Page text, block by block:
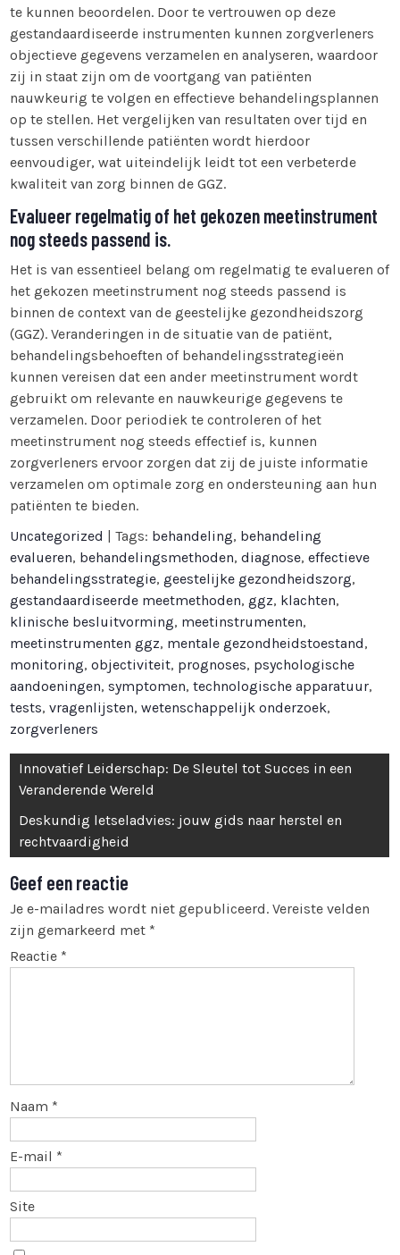
te kunnen beoordelen. Door te vertrouwen op deze
gestandaardiseerde instrumenten kunnen zorgverleners
objectieve gegevens verzamelen en analyseren, waardoor
zij in staat zijn om de voortgang van patiënten
nauwkeurig te volgen en effectieve behandelingsplannen
op te stellen. Het vergelijken van resultaten over tijd en
tussen verschillende patiënten wordt hierdoor
eenvoudiger, wat uiteindelijk leidt tot een verbeterde
kwaliteit van zorg binnen de GGZ.
Evalueer regelmatig of het gekozen meetinstrument
nog steeds passend is.
Het is van essentieel belang om regelmatig te evalueren of
het gekozen meetinstrument nog steeds passend is
binnen de context van de geestelijke gezondheidszorg
(GGZ). Veranderingen in de situatie van de patiënt,
behandelingsbehoeften of behandelingsstrategieën
kunnen vereisen dat een ander meetinstrument wordt
gebruikt om relevante en nauwkeurige gegevens te
verzamelen. Door periodiek te controleren of het
meetinstrument nog steeds effectief is, kunnen
zorgverleners ervoor zorgen dat zij de juiste informatie
verzamelen om optimale zorg en ondersteuning aan hun
patiënten te bieden.
Uncategorized | Tags: behandeling, behandeling
evalueren, behandelingsmethoden,diagnose,effectieve
behandelingsstrategie,geestelijke gezondheidszorg,
gestandaardiseerde meetmethoden,ggz, klachten,
klinische besluitvorming, meetinstrumenten,
meetinstrumenten ggz, mentale gezondheidstoestand,
monitoring,objectiviteit, prognoses, psychologische
aandoeningen,symptomen,technologische apparatuur,
tests,vragenlijsten,wetenschappelijk onderzoek,
zorgverleners
Bericht
navigatie
Innovatief Leiderschap: De Sleutel tot Succes in een
Veranderende Wereld
Deskundig letseladvies: jouw gids naar herstel en
rechtvaardigheid
Geef een reactie
Je e-mailadres wordt niet gepubliceerd. Vereiste velden
zijn gemarkeerd met *
Reactie *
Naam *
E-mail *
Site